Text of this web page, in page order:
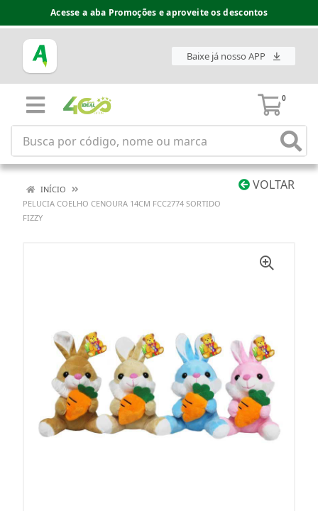
Acesse a aba Promoções e aproveite os descontos
Baixe já nosso APP
0
VOLTAR
INÍCIO
PELUCIA COELHO CENOURA 14CM FCC2774 SORTIDO
FIZZY